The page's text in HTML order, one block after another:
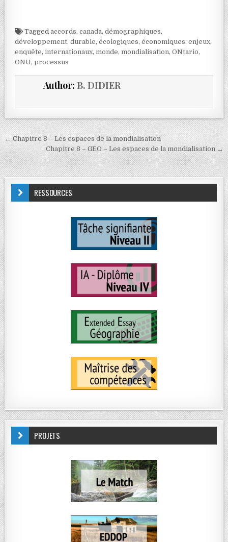
Taggedaccords,canada,démographiques,
développement,durable,écologiques,économiques,enjeux,
enquête,internationaux, monde, mondialisation,ONtario,
ONU,processus
Author: B. DIDIER
← Chapitre 8 – Les espaces de la mondialisation
Chapitre 8 – GEO – Les espaces de la mondialisation →
RESSOURCES
PROJETS